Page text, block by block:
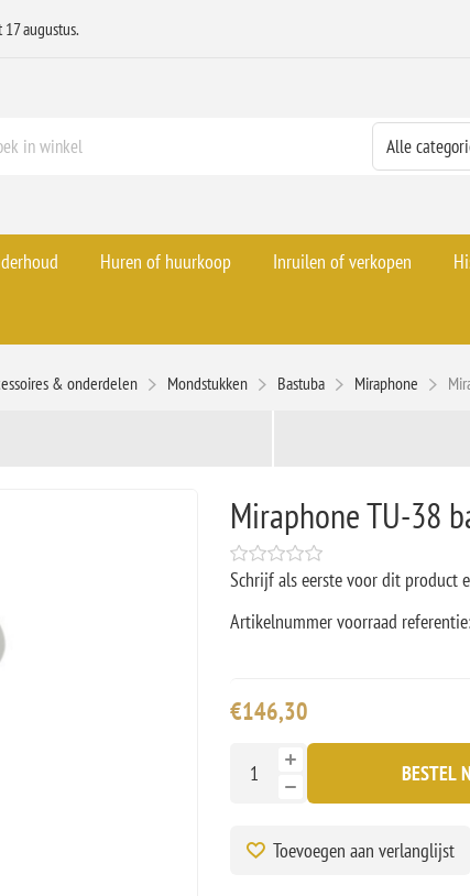
augustus.
Huren of huurkoop Inruilen of verkopen
& onderdelen Mondstukken Bastuba Miraphone
Miraphone TU-38
Schrijf als eerste voor dit product
Artikelnummer voorraad referentie:
€146,30
BESTEL
Toevoegen aan verlanglijst